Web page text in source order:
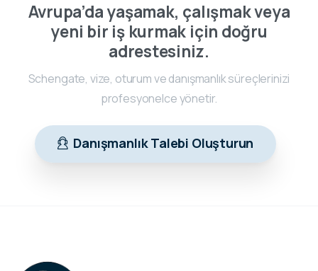
Avrupa’da yaşamak, çalışmak veya
yeni bir iş kurmak için doğru
adrestesiniz.
Schengate, vize, oturum ve danışmanlık süreçlerinizi
profesyonelce yönetir.
Danışmanlık Talebi Oluşturun